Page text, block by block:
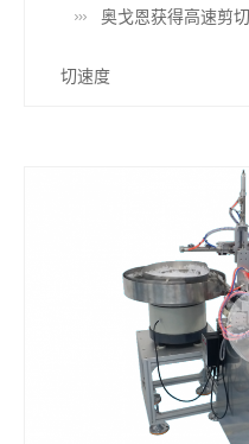
奥戈恩获得高速剪
切速度